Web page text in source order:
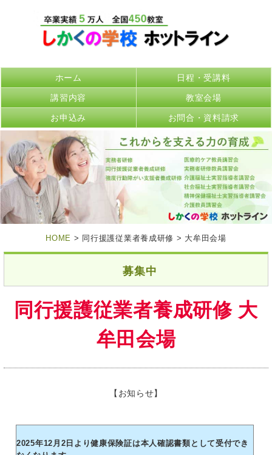
ホーム 日程・受講料
講習内容 教室会場
お申込み お問合・資料請求
HOME > 同行援護従業者養成研修 > 大牟田会場
募集中
同行援護従業者養成研修 大
牟田会場
【お知らせ】
2025年12月2日より健康保険証は本人確認書類として受付でき